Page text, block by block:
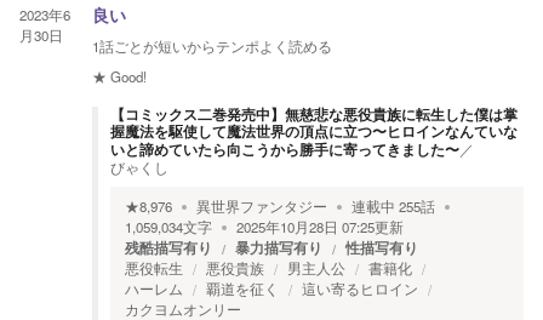
2023年6
月30日
良い
1話ごとが短いからテンポよく読める
★ Good!
【コミックス二巻発売中】無慈悲な悪役貴族に転生した僕は掌
握魔法を駆使して魔法世界の頂点に立つ〜ヒロインなんていな
いと諦めていたら向こうから勝手に寄ってきました〜／
びゃくし
★8,976 異世界ファンタジー 連載中 255話
1,059,034文字 2025年10月28日 07:25更新
残酷描写有り 暴力描写有り 性描写有り
悪役転生 悪役貴族 男主人公
書籍化
ハーレム
覇道を征く
這い寄るヒロイン
カクヨムオンリー